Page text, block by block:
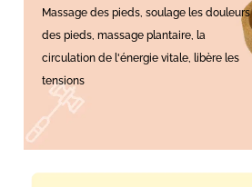
Massage des pieds, soulage les douleurs
des pieds, massage plantaire, la
circulation de l'énergie vitale, libère les
tensions